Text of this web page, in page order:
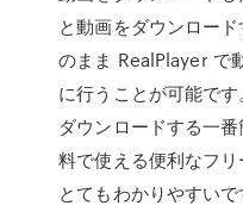
と動画をダウンロー
のまま RealPlayer で
に行うことが可能で
ダウンロードする一
料で使える便利なフ
とてもわかりやすい